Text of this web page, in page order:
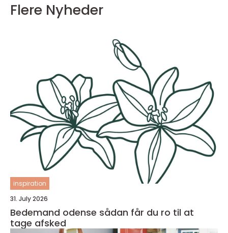
Flere Nyheder
inspiration
31. July 2026
Bedemand odense sådan får du ro til at
tage afsked